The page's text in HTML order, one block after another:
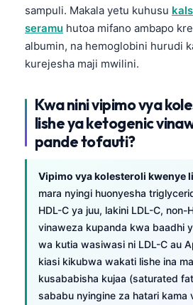
sampuli. Makala yetu kuhusu
seramu hutoa mifano ambapo
albumin, na hemoglobini hurudi
kurejesha maji mwilini.
Kwa nini vipimo vya
lishe ya ketogenic
pande tofauti?
Vipimo vya kolesteroli kwenye
mara nyingi huonyesha
HDL-C ya juu, lakini LDL-C, non-
vinaweza kupanda kwa baadhi
wa kutia wasiwasi ni LDL-C au
kiasi kikubwa wakati lishe ina
kusababisha kujaa (saturated
sababu nyingine za hatari kama